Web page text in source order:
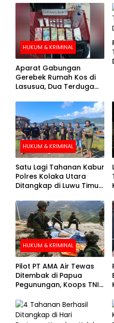
HUKUM & KRIMINAL
Aparat Gabungan
Gerebek Rumah Kos di
Lasusua, Dua Terduga
HUKUM & KRIMINAL
Satu Lagi Tahanan Kabur
Polres Kolaka Utara
Ditangkap di Luwu Timur,
HUKUM & KRIMINAL
Pilot PT AMA Air Tewas
Ditembak di Papua
Pegunungan, Koops TNI
Evakuasi Jenazah
Korban